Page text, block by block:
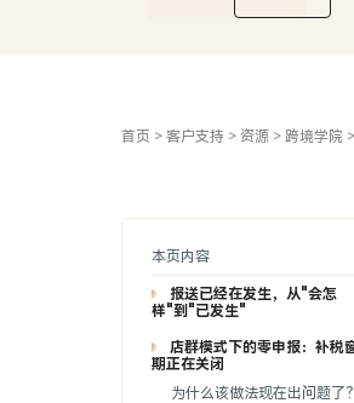
首页 > 客户支持 > 资源 > 跨境学院 >
本页内容
报送已经在发生，从"会怎
样"到"已发生"
店群模式下的零申报：补税
期正在关闭
为什么该做法现在出问题了？